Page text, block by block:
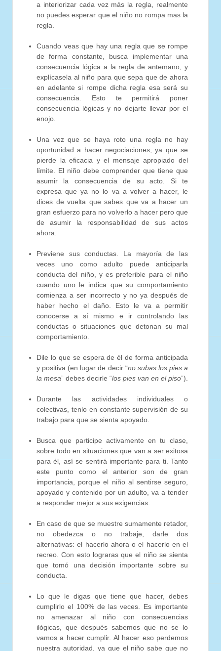
a interiorizar cada vez más la regla, realmente
no puedes esperar que el niño no rompa mas la
regla.
Cuando veas que hay una regla que se rompe
de forma constante, busca implementar una
consecuencia lógica a la regla de antemano, y
explícasela al niño para que sepa que de ahora
en adelante si rompe dicha regla esa será su
consecuencia. Esto te permitirá poner
consecuencia lógicas y no dejarte llevar por el
enojo.
Una vez que se haya roto una regla no hay
oportunidad a hacer negociaciones, ya que se
pierde la eficacia y el mensaje apropiado del
límite. El niño debe comprender que tiene que
asumir la consecuencia de su acto. Si te
expresa que ya no lo va a volver a hacer, le
dices de vuelta que sabes que va a hacer un
gran esfuerzo para no volverlo a hacer pero que
de asumir la responsabilidad de sus actos
ahora.
Previene sus conductas. La mayoría de las
veces uno como adulto puede anticiparla
conducta del niño, y es preferible para el niño
cuando uno le indica que su comportamiento
comienza a ser incorrecto y no ya después de
haber hecho el daño. Esto le va a permitir
conocerse a sí mismo e ir controlando las
conductas o situaciones que detonan su mal
comportamiento.
Dile lo que se espera de él de forma anticipada
y positiva (en lugar de decir “no subas los pies a
la mesa” debes decirle “los pies van en el piso”).
Durante las actividades individuales o
colectivas, tenlo en constante supervisión de su
trabajo para que se sienta apoyado.
Busca que participe activamente en tu clase,
sobre todo en situaciones que van a ser exitosa
para él, así se sentirá importante para ti. Tanto
este punto como el anterior son de gran
importancia, porque el niño al sentirse seguro,
apoyado y contenido por un adulto, va a tender
a responder mejor a sus exigencias.
En caso de que se muestre sumamente retador,
no obedezca o no trabaje, darle dos
alternativas: el hacerlo ahora o el hacerlo en el
recreo. Con esto lograras que el niño se sienta
que tomó una decisión importante sobre su
conducta.
Lo que le digas que tiene que hacer, debes
cumplirlo el 100% de las veces. Es importante
no amenazar al niño con consecuencias
ilógicas, que después sabemos que no se lo
vamos a hacer cumplir. Al hacer eso perdemos
nuestra autoridad, ya que el niño sabe que no